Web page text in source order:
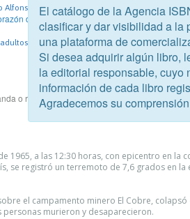
Alfonso Olivares Díaz EIRL - Editorial Corazón de
de hueso
o rústica
1965, a las 12:30 horas, con epicentro en la
se registró un terremoto de 7,6 grados en la
el campamento minero El Cobre,
personas murieron y desaparecieron.
El catálogo de la Agencia
clasificar y dar visibilidad a la
una plataforma de
Si desea adquirir algún libro,
la editorial responsable, cuyo
información de cada libro
Agradecemos su